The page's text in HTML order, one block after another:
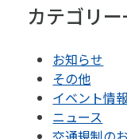
カテゴリ
お知らせ
その他
イベント情報
ニュース